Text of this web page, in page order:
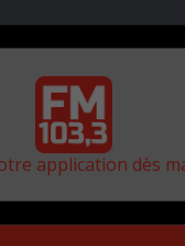
application dès